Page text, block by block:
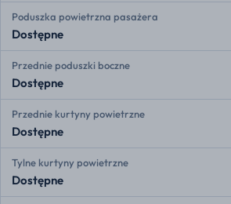
Poduszka powietrzna pasażera
Dostępne
Przednie poduszki boczne
Dostępne
Przednie kurtyny powietrzne
Dostępne
Tylne kurtyny powietrzne
Dostępne